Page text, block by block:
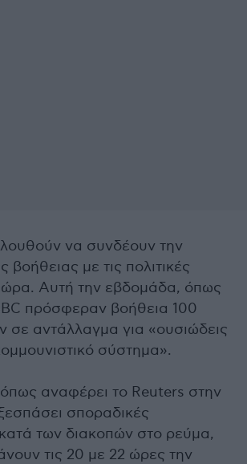
να συνδέουν την
με τις πολιτικές
Αυτή την εβδομάδα, όπως
πρόσφεραν βοήθεια 100
σε αντάλλαγμα για «ουσιώδεις
σύστημα».
αναφέρει το Reuters στην
σποραδικές
των διακοπών στο ρεύμα,
τις 20 με 22 ώρες την